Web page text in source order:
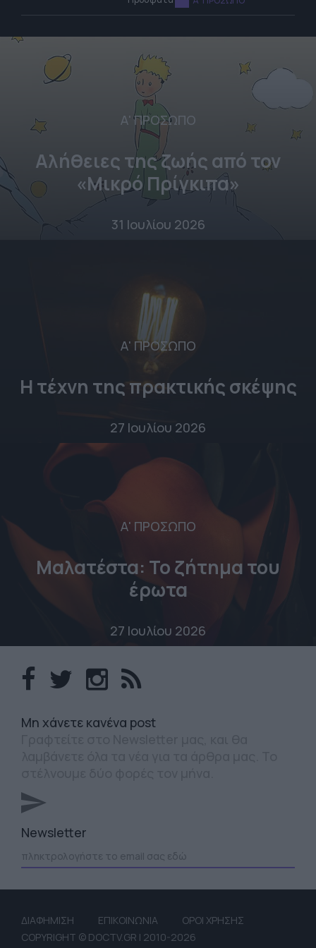
Α' ΠΡΟΣΩΠΟ
Αλήθειες της ζωής από τον
«Μικρό Πρίγκιπα»
31 Ιουλίου 2026
Α' ΠΡΟΣΩΠΟ
Η τέχνη της πρακτικής σκέψης
27 Ιουλίου 2026
Α' ΠΡΟΣΩΠΟ
Μαλατέστα: Το ζήτημα του
έρωτα
27 Ιουλίου 2026
Mη χάνετε κανένα post
Newsletter
ΔΙΑΦΗΜΙΣΗ ΕΠΙΚΟΙΝΩΝΙΑ
ΟΡΟΙ ΧΡΗΣΗΣ
COPYRIGHT © DOCTV.GR | 2010-2026